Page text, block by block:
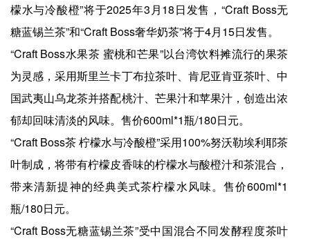
檬水与冷酸橙”将于2025年3月18日发售，“Craft Boss无
糖蓝锡兰茶”和“Craft Boss奢华奶茶”将于4月15日发售。
“Craft Boss水果茶 蜜桃和芒果”以台湾饮料摊流行的果茶
为灵感，采用斯里兰卡丁布拉茶叶、肯尼亚肯亚茶叶、中
国武夷山乌龙茶并搭配桃汁、芒果汁和苹果汁，创造出浓
郁却回味清淡的风味。售价600ml*1瓶/180日元。
“Craft Boss茶 柠檬水与冷酸橙”采用100%努沃勒埃利耶茶
叶制成，将带有柠檬皮香味的柠檬水与酸橙汁和茶混合，
带来清新提神的经典美式茶柠檬水风味。售价600ml*1
瓶/180日元。
“Craft Boss无糖蓝锡兰茶”受中国混合不同发酵程度茶叶